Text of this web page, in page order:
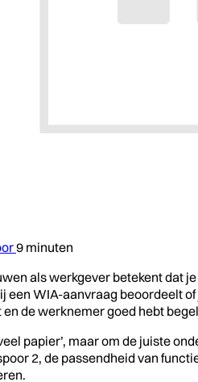
9 minuten
als werkgever betekent dat
een WIA-aanvraag beoordeelt
de werknemer goed hebt
papier’, maar om de juiste
2, de passendheid van